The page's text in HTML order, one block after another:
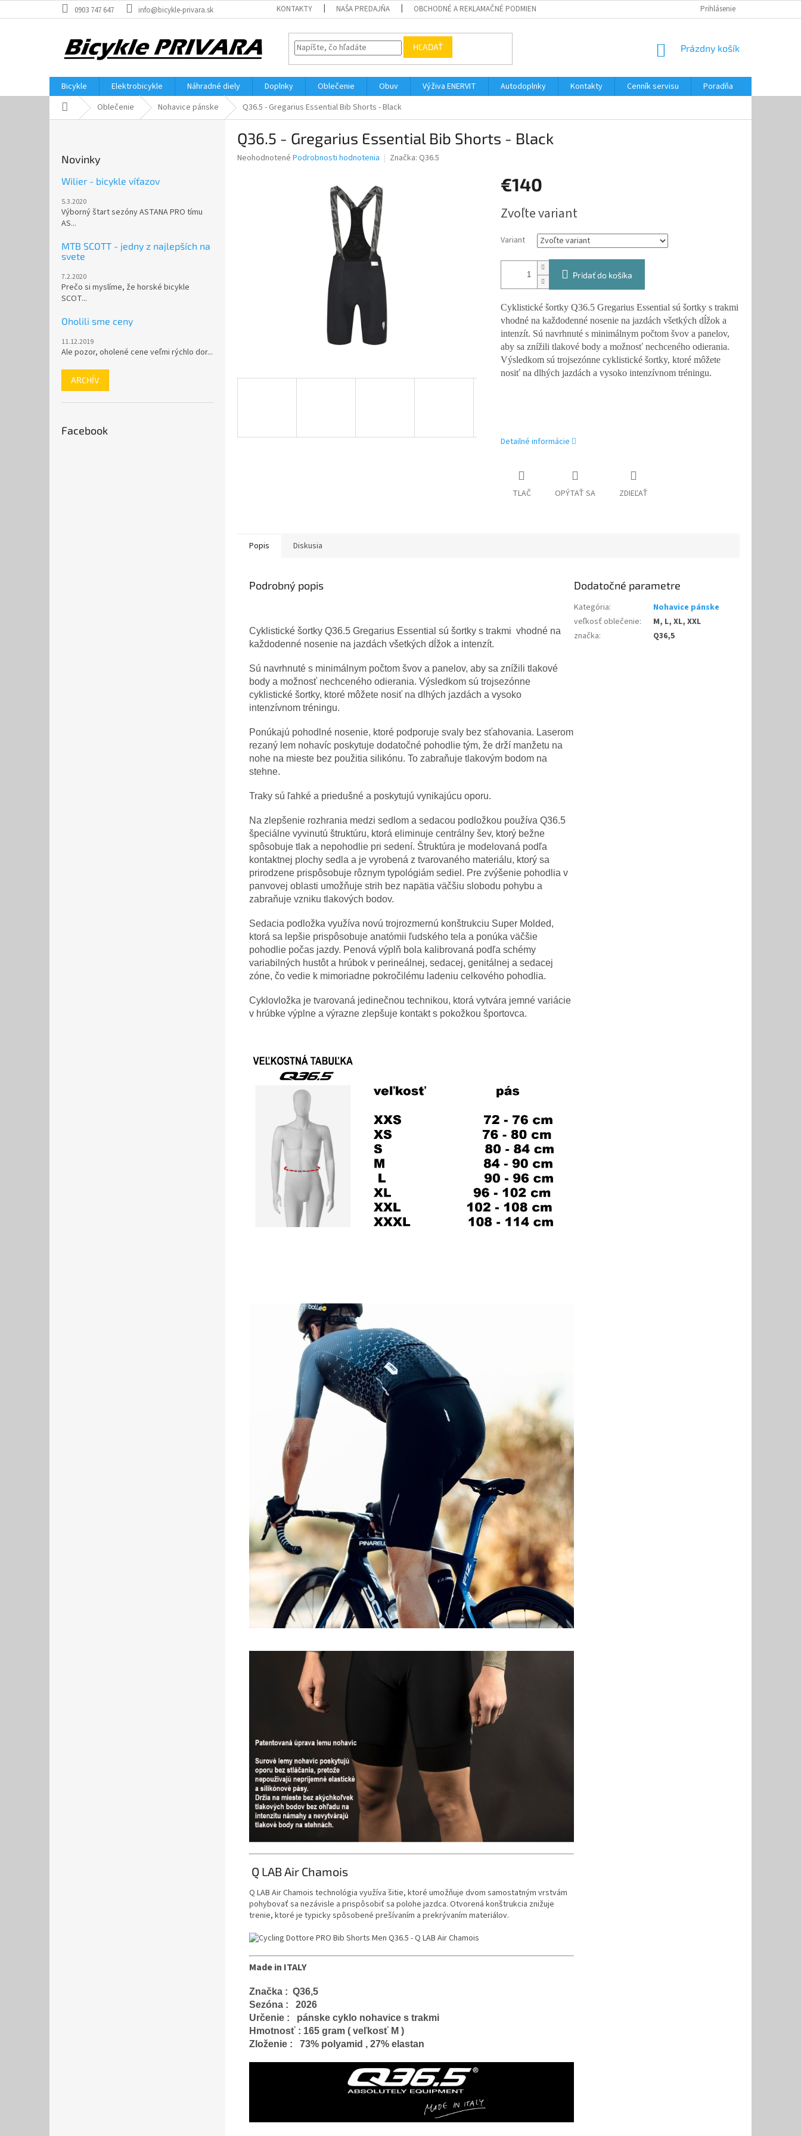
na
0903 747 647 info@bicykle-privara.sk KONTAKTY NAŠA PREDAJŇA OBCHODNÉ A REKLAMAČNÉ PODMIENKY PONÚKANÉ SLUŽBYPrihlásenie
HĽADAŤ
NÁKUPNÝ
Prázdny košík
Bicykle Elektrobicykle Náhradné diely Doplnky Oblečenie Obuv Výživa ENERVIT Autodoplnky Kontakty Cenník servisu
Poradňa
Domov Oblečenie Nohavice pánske Q36.5 - Gregarius Essential Bib Shorts - Black
Novinky
Wilier - bicykle víťazov
5.3.2020
Výborný štart sezóny ASTANA PRO tímu
AS...
MTB SCOTT - jedny z najlepších na
svete
7.2.2020
Prečo si myslíme, že horské bicykle
SCOT...
Oholili sme ceny
11.12.2019
Ale pozor, oholené cene veľmi rýchlo dor...
ARCHÍV
Facebook
Q36.5 - Gregarius Essential Bib Shorts - Black
Priemerné
Neohodnotené Podrobnosti hodnotenia Značka: Q36.5
€140
cena:
Zvoľte variant
Variant
Pridať do košíka
Cyklistické šortky Q36.5 Gregarius Essential sú šortky s trakmi
vhodné na každodenné nosenie na jazdách všetkých dĺžok a
intenzít. Sú navrhnuté s minimálnym počtom švov a panelov,
aby sa znížili tlakové body a možnosť nechceného odierania.
Výsledkom sú trojsezónne cyklistické šortky, ktoré môžete
nosiť na dlhých jazdách a vysoko intenzívnom tréningu.
Detailné informácie
TLAČ OPÝTAŤ SA ZDIEĽAŤ
Popis Diskusia
Podrobný popis
Cyklistické šortky Q36.5 Gregarius Essential sú šortky s trakmi vhodné na
každodenné nosenie na jazdách všetkých dĺžok a intenzít.
Sú navrhnuté s minimálnym počtom švov a panelov, aby sa znížili tlakové
body a možnosť nechceného odierania. Výsledkom sú trojsezónne
cyklistické šortky, ktoré môžete nosiť na dlhých jazdách a vysoko
intenzívnom tréningu.
Ponúkajú pohodlné nosenie, ktoré podporuje svaly bez sťahovania. Laserom
rezaný lem nohavíc poskytuje dodatočné pohodlie tým, že drží manžetu na
nohe na mieste bez použitia silikónu. To zabraňuje tlakovým bodom na
stehne.
Traky sú ľahké a priedušné a poskytujú vynikajúcu oporu.
Na zlepšenie rozhrania medzi sedlom a sedacou podložkou používa Q36.5
špeciálne vyvinutú štruktúru, ktorá eliminuje centrálny šev, ktorý bežne
spôsobuje tlak a nepohodlie pri sedení. Štruktúra je modelovaná podľa
kontaktnej plochy sedla a je vyrobená z tvarovaného materiálu, ktorý sa
prirodzene prispôsobuje rôznym typológiám sediel. Pre zvýšenie pohodlia v
panvovej oblasti umožňuje strih bez napätia väčšiu slobodu pohybu a
zabraňuje vzniku tlakových bodov.
Sedacia podložka využíva novú trojrozmernú konštrukciu Super Molded,
ktorá sa lepšie prispôsobuje anatómii ľudského tela a ponúka väčšie
pohodlie počas jazdy. Penová výplň bola kalibrovaná podľa schémy
variabilných hustôt a hrúbok v perineálnej, sedacej, genitálnej a sedacej
zóne, čo vedie k mimoriadne pokročilému ladeniu celkového pohodlia.
Cyklovložka je tvarovaná jedinečnou technikou, ktorá vytvára jemné variácie
v hrúbke výplne a výrazne zlepšuje kontakt s pokožkou športovca.
Q LAB Air Chamois
Q LAB Air Chamois technológia využíva šitie, ktoré umožňuje dvom samostatným vrstvám
pohybovať sa nezávisle a prispôsobiť sa polohe jazdca. Otvorená konštrukcia znižuje
trenie, ktoré je typicky spôsobené prešívaním a prekrývaním materiálov.
Made in ITALY
Značka : Q36,5
Sezóna :
2026
Určenie : pánske cyklo nohavice s trakmi
Hmotnosť : 165 gram ( veľkosť M )
Zloženie : 73% polyamid , 27% elastan
Dodatočné parametre
Kategória:
Nohavice pánske
veľkosť oblečenie:
M, L, XL, XXL
značka: Q36,5